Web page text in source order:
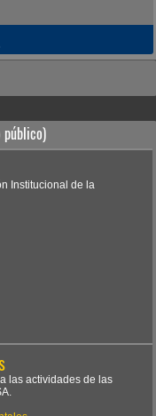
u
apúblico)
Institucional de la
las actividades de las